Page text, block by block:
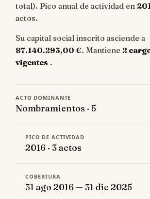
total). Pico anual de actividad en
actos.
Su capital social inscrito asciende a
87.140.293,00 €. Mantiene 2
vigentes .
ACTO DOMINANTE
Nombramientos · 5
PICO DE ACTIVIDAD
2016 · 3 actos
COBERTURA
31 ago 2016 — 31 dic 2025